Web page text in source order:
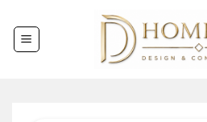
đến
nội